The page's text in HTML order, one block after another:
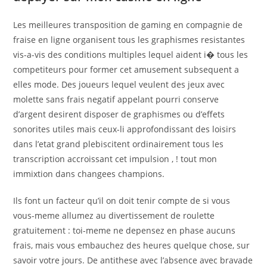
Les meilleures transposition de gaming en compagnie de
fraise en ligne organisent tous les graphismes resistantes
vis-a-vis des conditions multiples lequel aident i� tous les
competiteurs pour former cet amusement subsequent a
elles mode. Des joueurs lequel veulent des jeux avec
molette sans frais negatif appelant pourri conserve
d’argent desirent disposer de graphismes ou d’effets
sonorites utiles mais ceux-li approfondissant des loisirs
dans l’etat grand plebiscitent ordinairement tous les
transcription accroissant cet impulsion , ! tout mon
immixtion dans changees champions.
Ils font un facteur qu’il on doit tenir compte de si vous
vous-meme allumez au divertissement de roulette
gratuitement : toi-meme ne depensez en phase aucuns
frais, mais vous embauchez des heures quelque chose, sur
savoir votre jours. De antithese avec l’absence avec bravade